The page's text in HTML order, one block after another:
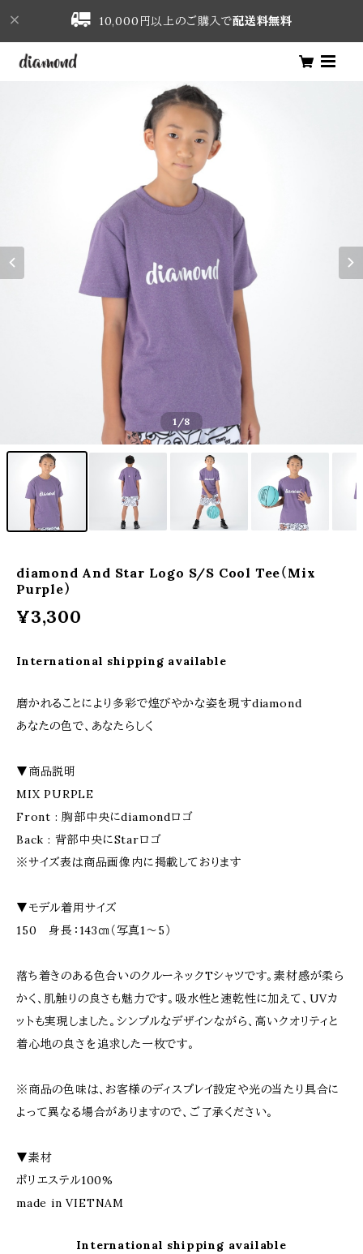
10,000円以上のご購入で配送料無料
1 /8
diamond And Star Logo S/S Cool Tee（Mix
Purple）
¥3,300
International shipping available
磨かれることにより多彩で煌びやかな姿を現すdiamond
あなたの色で、あなたらしく
▼商品説明
MIX PURPLE
Front : 胸部中央にdiamondロゴ
Back : 背部中央にStarロゴ
※サイズ表は商品画像内に掲載しております
▼モデル着用サイズ
150 身長：143㎝（写真1～5）
落ち着きのある色合いのクルーネックTシャツです。素材感が柔ら
かく、肌触りの良さも魅力です。吸水性と速乾性に加えて、UVカ
ットも実現しました。シンプルなデザインながら、高いクオリティと
着心地の良さを追求した一枚です。
※商品の色味は、お客様のディスプレイ設定や光の当たり具合に
よって異なる場合がありますので、ご了承ください。
▼素材
ポリエステル100%
made in VIETNAM
International shipping available